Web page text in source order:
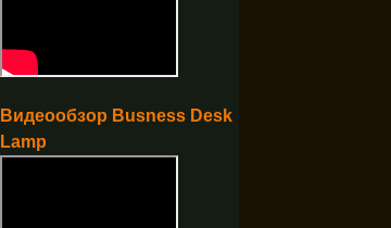
Видеообзор Busness Desk
Lamp